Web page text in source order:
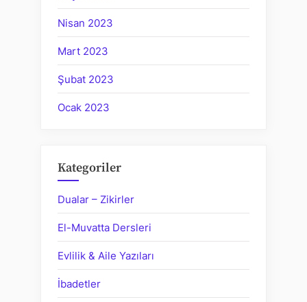
Nisan 2023
Mart 2023
Şubat 2023
Ocak 2023
Kategoriler
Dualar – Zikirler
El-Muvatta Dersleri
Evlilik & Aile Yazıları
İbadetler